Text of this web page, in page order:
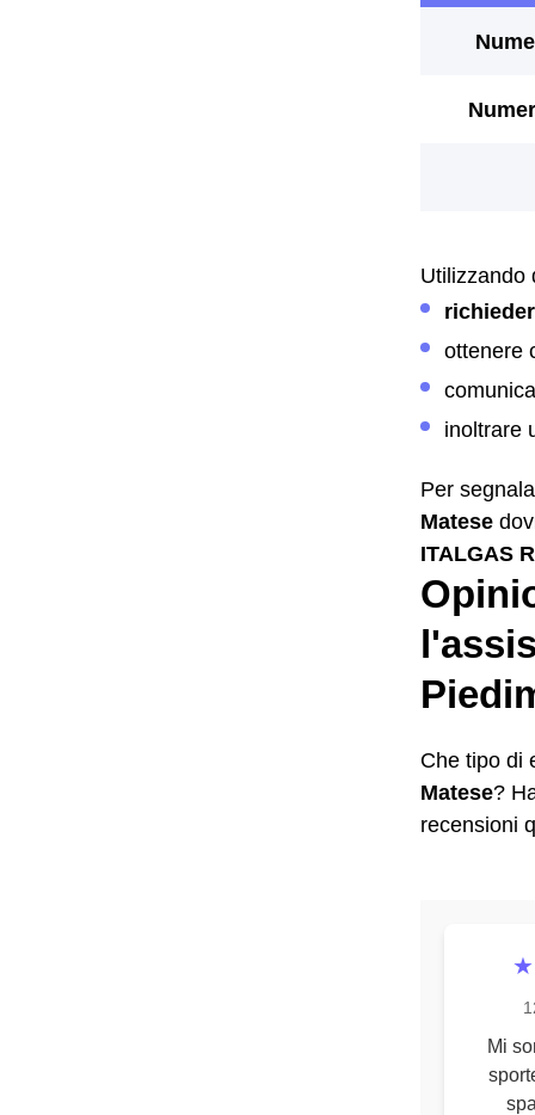
Utilizzando
ottenere
inoltrare
Per
Matese
ITALGAS
Che tipo di
Matese?
recensioni
Mi